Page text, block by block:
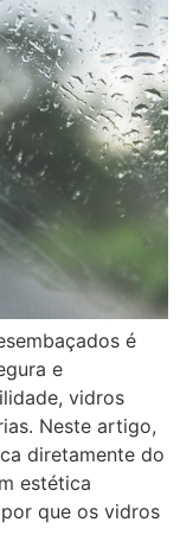
é
e
vidros
Neste artigo,
diretamente do
estética
que os vidros